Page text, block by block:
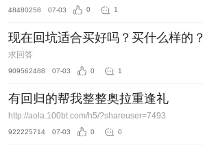
48480258 07-03 0 1
现在回坑适合买好吗？买什么样的？
求回答
909562488 07-03 0 1
有回归的帮我整整奥拉重逢礼
http://aola.100bt.com/h5/?shareuser=7493
922225714 07-03 0 0